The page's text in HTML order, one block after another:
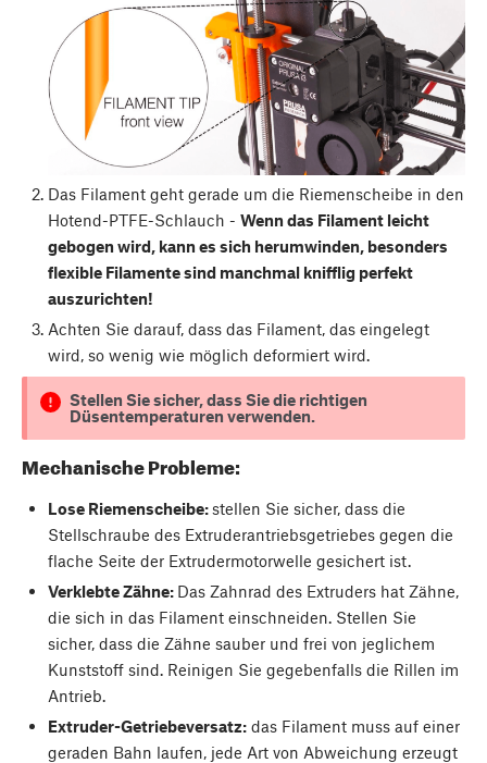
Das Filament geht gerade um die Riemenscheibe in den
Hotend-PTFE-Schlauch - Wenn das Filament leicht
gebogen wird, kann es sich herumwinden, besonders
flexible Filamente sind manchmal knifflig perfekt
auszurichten!
Achten Sie darauf, dass das Filament, das eingelegt
wird, so wenig wie möglich deformiert wird.
Stellen Sie sicher, dass Sie die richtigen
Düsentemperaturen verwenden.
Mechanische Probleme:
Lose Riemenscheibe:stellen Sie sicher, dass die
Stellschraube des Extruderantriebsgetriebes gegen die
flache Seite der Extrudermotorwelle gesichert ist.
Verklebte Zähne: Das Zahnrad des Extruders hat Zähne,
die sich in das Filament einschneiden. Stellen Sie
sicher, dass die Zähne sauber und frei von jeglichem
Kunststoff sind. Reinigen Sie gegebenfalls die Rillen im
Antrieb.
Extruder-Getriebeversatz:das Filament muss auf einer
geraden Bahn laufen, jede Art von Abweichung erzeugt